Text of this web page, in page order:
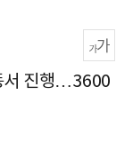
서 진행…3600